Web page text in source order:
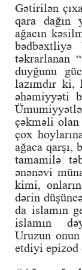
Gətirilən
qara dağın
ağacın
təkrarlanan
duyğunu
lazımdır ki,
əhəmiyyəti
çəkməli olan
çox
ağaca qarşı,
tamamilə
ənənəvi
kimi,
dərin
da islamın
islamın
Uruzun onun
etdiyi epizod